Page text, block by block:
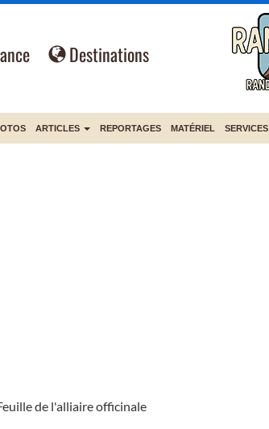
Destinations
ARTICLES REPORTAGES MATÉRIEL SERVICES
de l'alliaire officinale